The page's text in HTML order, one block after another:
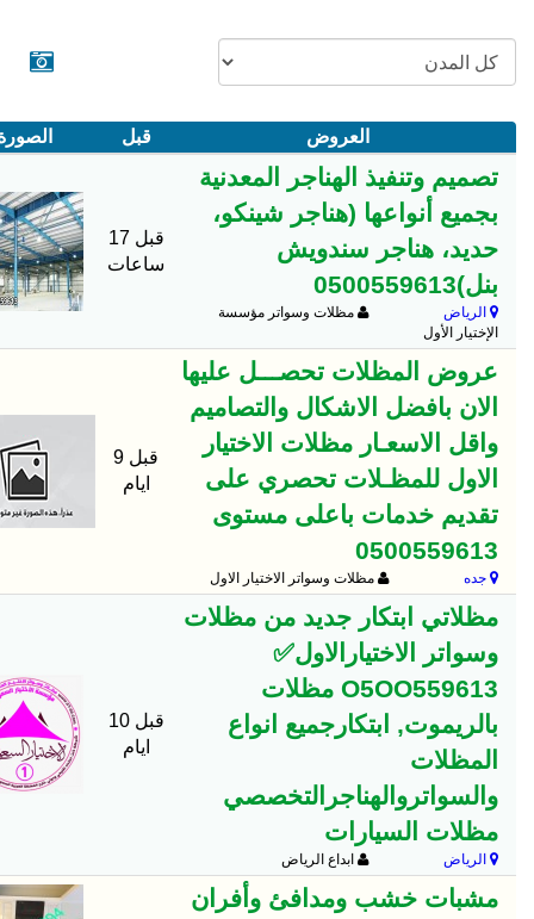
العروض قبل
تصميم وتنفيذ الهناجر المعدنية
بجميع أنواعها (هناجر شينكو،
حديد، هناجر سندويش
بنل)0500559613
الرياض
مظلات وسواتر مؤسسة
الإختيار الأول
قبل 17
ساعات
عروض المظلات تحصـــل عليها
الان بافضل الاشكال والتصاميم
واقل الاسعـار مظلات الاختيار
الاول للمظـلات تحصري على
تقديم خدمات باعلى مستوى
0500559613
جده مظلات وسواتر الاختيار الاول
قبل 9
ايام
مظلاتي ابتكار جديد من مظلات
وسواتر الاختيارالاول✅
O5OO559613 مظلات
بالريموت, ابتكارجميع انواع
المظلات
والسواتروالهناجرالتخصصي
مظلات السيارات
الرياض ابداع الرياض
قبل 10
ايام
مشبات خشب ومدافئ وأفران